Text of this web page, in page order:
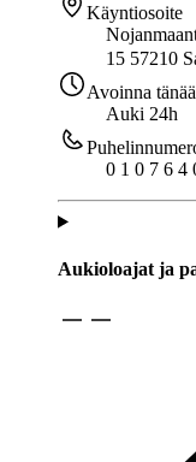
Käyntiosoite
15 57210
Avoinna
Auki 24h
0 1 0 7 6 4
Aukioloajat ja